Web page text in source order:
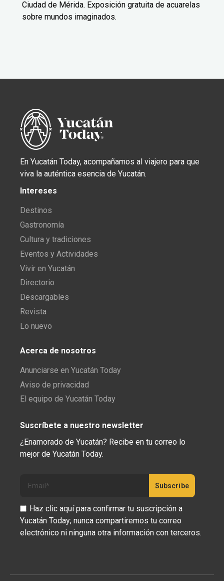
Ciudad de Mérida. Exposición gratuita de acuarelas
sobre mundos imaginados.
En Yucatán Today, acompañamos al viajero para que
viva la auténtica esencia de Yucatán.
Intereses
Destinos
Gastronomía
Cultura y tradiciones
Eventos y Actividades
Vivir en Yucatán
Directorio
Descargables
Revista
Lo nuevo
Acerca de nosotros
Anunciarse en Yucatán Today
Aviso de privacidad
El equipo de Yucatán Today
Suscríbete a nuestro newsletter
¿Enamorado de Yucatán? Recibe en tu correo lo
mejor de Yucatán Today.
Haz clic aquí para confirmar tu suscripción a
Yucatán Today; nunca compartiremos tu correo
electrónico ni ninguna otra información con terceros.